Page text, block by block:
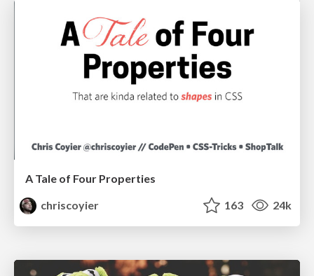
A Tale of Four Properties
chriscoyier
163 24k